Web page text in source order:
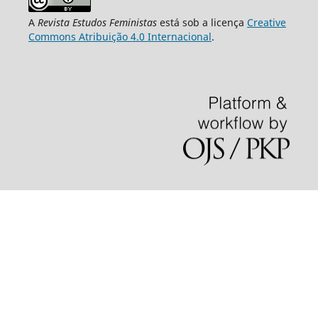
A Revista Estudos Feministasestá sob a licença Creative
Commons Atribuição 4.0 Internacional.